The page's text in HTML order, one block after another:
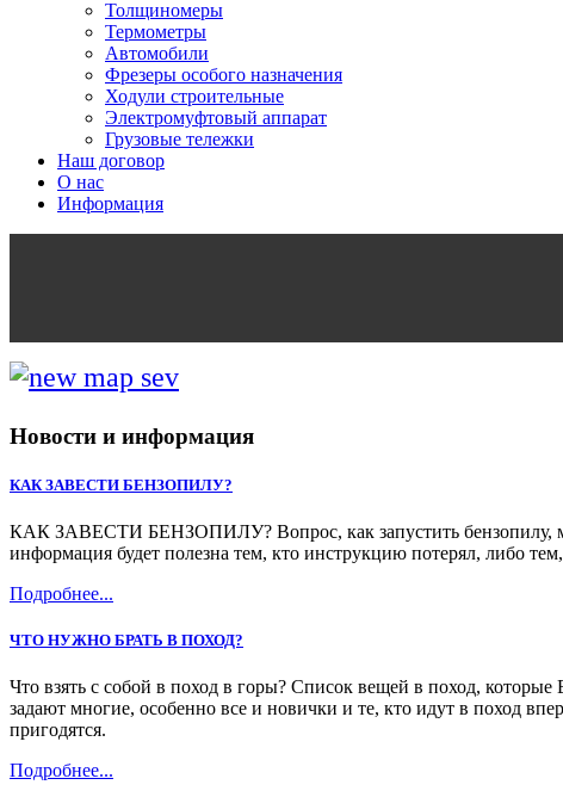
Толщиномеры
Термометры
Автомобили
Фрезеры особого назначения
Ходули строительные
Электромуфтовый аппарат
Грузовые тележки
Наш договор
О нас
Информация
Новости и информация
КАК ЗАВЕСТИ БЕНЗОПИЛУ?
КАК ЗАВЕСТИ БЕНЗОПИЛУ? Вопрос, как запустить бензопилу,
информация будет полезна тем, кто инструкцию потерял, либо
Подробнее...
ЧТО НУЖНО БРАТЬ В ПОХОД?
Что взять с собой в поход в горы? Список вещей в поход,
задают многие, особенно все и новички и те, кто идут в поход
пригодятся.
Подробнее...